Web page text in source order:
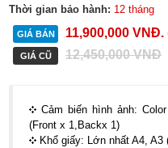
Thời gian bảo hành: 12 tháng
GIÁ BÁN 11,900,000VNĐ.
GIÁ CŨ 12,450,000VNĐ
Cảm biến hình ảnh:
(Front x 1,Backx 1)
Khổ giấy: Lớn nhất A4, A3